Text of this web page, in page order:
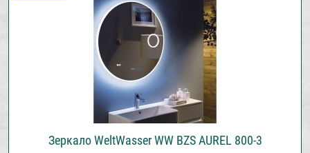
Зеркало WeltWasser WW BZS AUREL 800-3